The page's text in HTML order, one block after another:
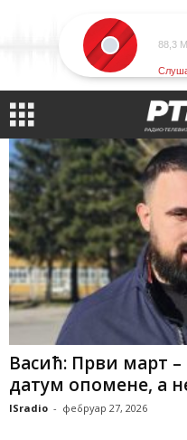
88,3
Васић: Први март –
датум опомене, а
ISradio - фебруар 27, 2026